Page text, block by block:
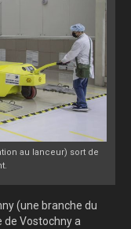
au lanceur) sort de
(une branche du
de Vostochny a